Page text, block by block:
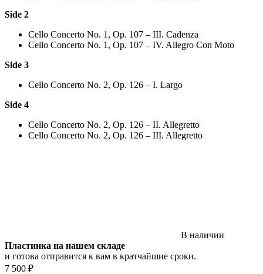
Side 2
Cello Concerto No. 1, Op. 107 – III. Cadenza
Cello Concerto No. 1, Op. 107 – IV. Allegro Con Moto
Side 3
Cello Concerto No. 2, Op. 126 – I. Largo
Side 4
Cello Concerto No. 2, Op. 126 – II. Allegretto
Cello Concerto No. 2, Op. 126 – III. Allegretto
В наличии
Пластинка на нашем складе
и готова отправится к вам в кратчайшие сроки.
7 500 ₽